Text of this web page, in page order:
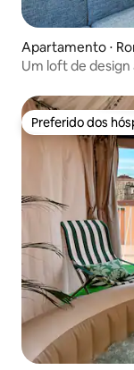
Apartamento ⋅
Um loft de
Preferido dos
Preferido dos